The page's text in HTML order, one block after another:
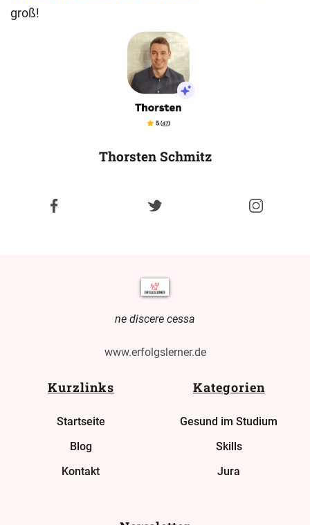
groß!
Thorsten Schmitz
ne discere cessa
www.erfolgslerner.de
Kurzlinks
Startseite
Blog
Kontakt
Kategorien
Gesund im Studium
Skills
Jura